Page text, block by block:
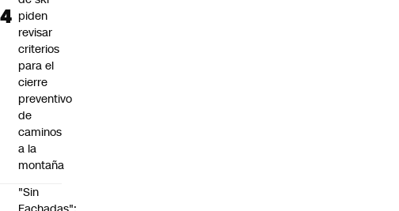
piden
revisar
criterios
para el
cierre
preventivo
de
caminos
a la
montaña
"Sin